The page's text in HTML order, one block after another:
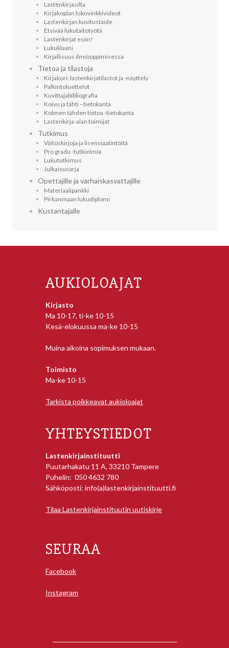
Lastenkirjasilta
Kirjakoplan lukuvinkkivideot
Lastenkirjan kuvitustaide
Etsivää lukutaitotyötä
Lastenkirjat esiin!
Lukuklaani
Kirjallisuus ilmiöoppimisessa
Tietoa ja tilastoja
Kirjakori: lastenkirjatilastot ja -näyttely
Palkintoluettelot
Kuvittaja­bibliografia
Koivu ja tähti –tietokanta
Kolmen tähden tietoa -tietokanta
Lastenkirja-alan toimijat
Tutkimus
Väitöskirjoja ja lisensiaatintöitä
Pro gradu -tutkielmia
Lukututkimus
Julkaisusarja
Opettajille ja varhaiskasvattajille
Materiaalipankki
Pirkanmaan lukudiplomi
Kustantajalle
AUKIOLOAJAT
Kirjasto
Ma 10-17, ti-ke 10-15
Kesä-elokuussa ma-ke 10-15
Muina aikoina sopimuksen mukaan.
Toimisto
Ma-ke 10-15
Tarkista poikkeavat aukioloajat
YHTEYSTIEDOT
Lastenkirjainstituutti
Puutarhakatu 11 A, 33210 Tampere
Puhelin: 050 4632 780
Sähköposti: info(a)lastenkirjainstituutti.fi
Tilaa Lastenkirjainstituutin uutiskirje
SEURAA
Facebook
Instagram